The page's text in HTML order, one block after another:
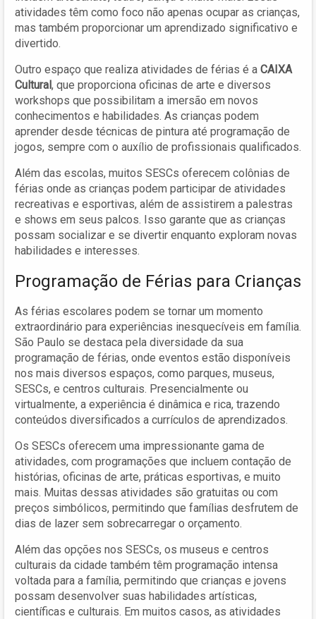
atividades têm como foco não apenas ocupar as crianças,
mas também proporcionar um aprendizado significativo e
divertido.
Outro espaço que realiza atividades de férias é a CAIXA
Cultural, que proporciona oficinas de arte e diversos
workshops que possibilitam a imersão em novos
conhecimentos e habilidades. As crianças podem
aprender desde técnicas de pintura até programação de
jogos, sempre com o auxílio de profissionais qualificados.
Além das escolas, muitos SESCs oferecem colônias de
férias onde as crianças podem participar de atividades
recreativas e esportivas, além de assistirem a palestras
e shows em seus palcos. Isso garante que as crianças
possam socializar e se divertir enquanto exploram novas
habilidades e interesses.
Programação de Férias para Crianças
As férias escolares podem se tornar um momento
extraordinário para experiências inesquecíveis em família.
São Paulo se destaca pela diversidade da sua
programação de férias, onde eventos estão disponíveis
nos mais diversos espaços, como parques, museus,
SESCs, e centros culturais. Presencialmente ou
virtualmente, a experiência é dinâmica e rica, trazendo
conteúdos diversificados a currículos de aprendizados.
Os SESCs oferecem uma impressionante gama de
atividades, com programações que incluem contação de
histórias, oficinas de arte, práticas esportivas, e muito
mais. Muitas dessas atividades são gratuitas ou com
preços simbólicos, permitindo que famílias desfrutem de
dias de lazer sem sobrecarregar o orçamento.
Além das opções nos SESCs, os museus e centros
culturais da cidade também têm programação intensa
voltada para a família, permitindo que crianças e jovens
possam desenvolver suas habilidades artísticas,
científicas e culturais. Em muitos casos, as atividades